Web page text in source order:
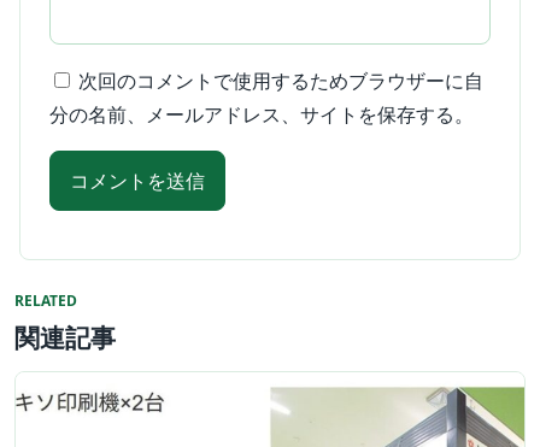
次回のコメントで使用するためブラウザーに自
分の名前、メールアドレス、サイトを保存する。
RELATED
関連記事